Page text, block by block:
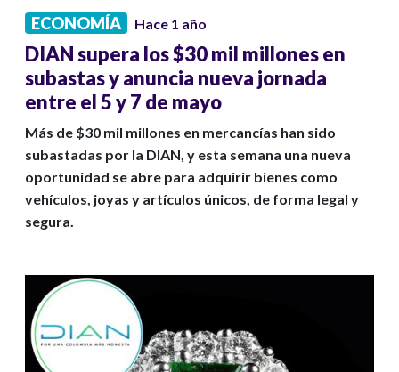
ECONOMÍA Hace 1 año
DIAN supera los $30 mil millones en
subastas y anuncia nueva jornada
entre el 5 y 7 de mayo
Más de $30 mil millones en mercancías han sido
subastadas por la DIAN, y esta semana una nueva
oportunidad se abre para adquirir bienes como
vehículos, joyas y artículos únicos, de forma legal y
segura.